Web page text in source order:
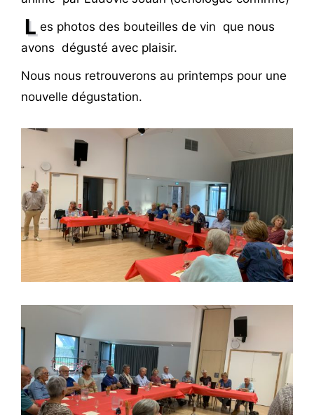
L es photos des bouteilles de vin que nous
avons dégusté avec plaisir.
Nous nous retrouverons au printemps pour une
nouvelle dégustation.